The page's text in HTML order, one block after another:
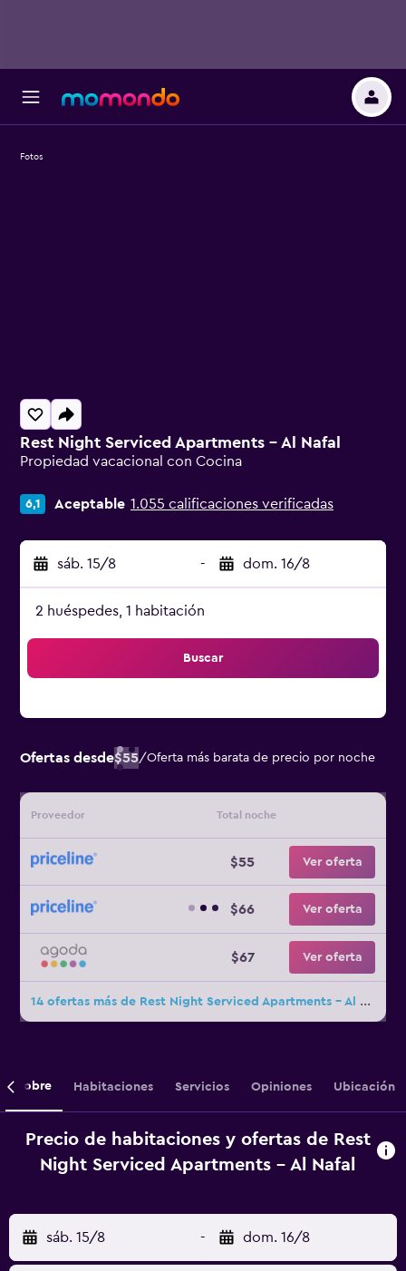
Rest Night Serviced Apartments - Al Nafal
Propiedad vacacional con Cocina
6,1 Aceptable 1.055 calificaciones verificadas
sáb. 15/8 - dom. 16/8
2 huéspedes, 1 habitación
Buscar
Ofertas desde$55/Oferta más barata de precio por noche
Proveedor Total noche
$55 Ver oferta
$66 Ver oferta
$67 Ver oferta
14 ofertas más de Rest Night Serviced Apartments - Al Nafal
Fotos
Sobre Habitaciones Servicios Opiniones Ubicación
Precio de habitaciones y ofertas de Rest
Night Serviced Apartments - Al Nafal
sáb. 15/8 - dom. 16/8